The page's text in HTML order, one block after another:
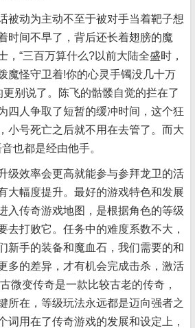
动为主动不至于被对手当着靶子想
时间不早了，背后还长着翅膀的魔
，“三百万算什么?以前大陆全盛时，
魔怪守卫着!你的心灵手镯没几十万
别说了。陈飞的骷髅自觉的拦在了
四人争取了短暂的缓冲时间，这个狂
小号死亡之后就不用在去管了。而大
也都是经由他手。
效率会更高就能参与参拜龙卫的活
大幅度提升。最好的游戏特色和发展
入传奇游戏地图，是根据角色的等级
去打败它。任务中的难度系数不大，
新手的装备和魔血石，我们需要的和
多的差异，才有机会完成击杀，激活
微变传奇是一款比较古老的传奇，
所在，等级玩法永远都是迈向强者之
词用在了传奇游戏的发展和设定上，